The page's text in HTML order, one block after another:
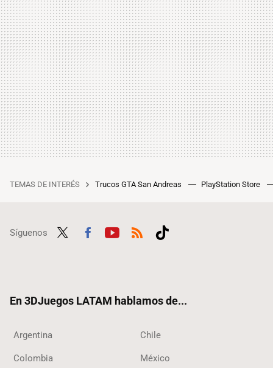
TEMAS DE INTERÉS Trucos GTA San Andreas PlayStation Store
Síguenos
En 3DJuegos LATAM hablamos de...
Argentina Chile
Colombia México